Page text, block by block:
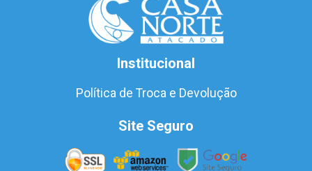
Institucional
Política de Troca e Devolução
Site Seguro